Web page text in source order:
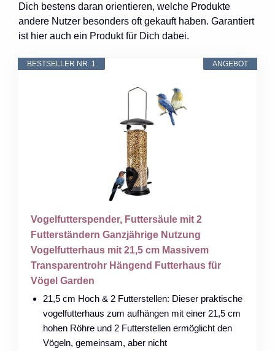
Dich bestens daran orientieren, welche Produkte
andere Nutzer besonders oft gekauft haben. Garantiert
ist hier auch ein Produkt für Dich dabei.
ANGEBOT
BESTSELLER NR. 1
Vogelfutterspender, Futtersäule mit 2
Futterständern Ganzjährige Nutzung
Vogelfutterhaus mit 21,5 cm Massivem
Transparentrohr Hängend Futterhaus für
Vögel Garden
21,5 cm Hoch & 2 Futterstellen: Dieser praktische
vogelfutterhaus zum aufhängen mit einer 21,5 cm
hohen Röhre und 2 Futterstellen ermöglicht den
Vögeln, gemeinsam, aber nicht